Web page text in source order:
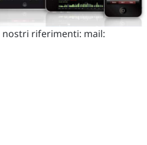
nostri riferimenti: mail: